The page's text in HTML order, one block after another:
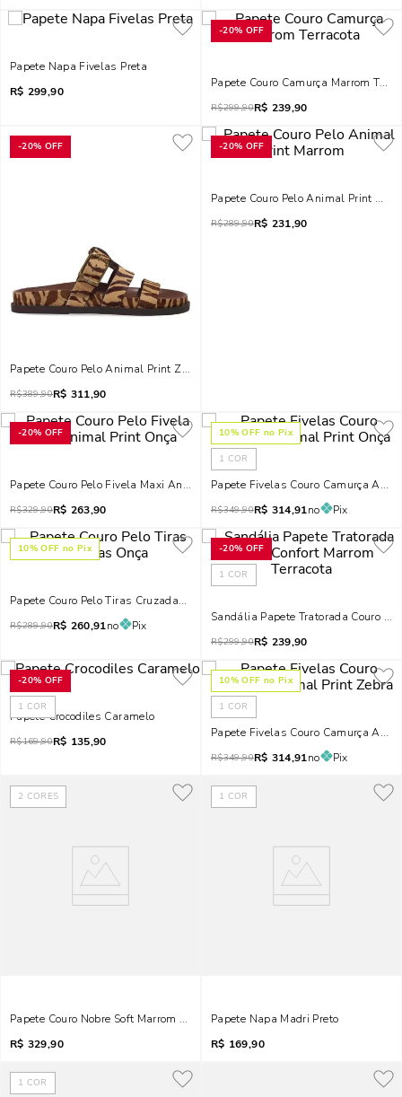
Papete Napa Fivelas Preta
R$ 299,90
-20% OFF
Papete Couro Camurça Marrom
R$299,90R$ 239,90
-20% OFF
Papete Couro Pelo Animal Print Zebra
R$389,90R$ 311,90
-20% OFF
Papete Couro Pelo Animal Print
R$289,90R$ 231,90
-20% OFF
Papete Couro Pelo Fivela Maxi Animal Print Onça
R$329,90R$ 263,90
10% OFF no Pix
1 COR
Papete Fivelas Couro Camurça
R$349,90R$ 314,91no Pix
10% OFF no Pix
Papete Couro Pelo Tiras Cruzadas Onça
R$289,90R$ 260,91no Pix
-20% OFF
1 COR
Sandália Papete Tratorada Couro
R$299,90R$ 239,90
-20% OFF
1 COR
Papete Crocodiles Caramelo
R$169,90R$ 135,90
10% OFF no Pix
1 COR
Papete Fivelas Couro Camurça
R$349,90R$ 314,91no Pix
2 CORES
Papete Couro Nobre Soft Marrom Doce De Leite
R$ 329,90
1 COR
Papete Napa Madri Preto
R$ 169,90
1 COR